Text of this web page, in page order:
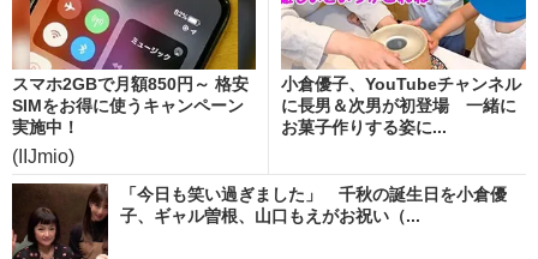
スマホ2GBで月額850円～ 格安
SIMをお得に使うキャンペーン
実施中！
(IIJmio)
小倉優子、YouTubeチャンネル
に長男＆次男が初登場 一緒に
お菓子作りする姿に...
「今日も笑い過ぎました」 千秋の誕生日を小倉優
子、ギャル曽根、山口もえがお祝い（...